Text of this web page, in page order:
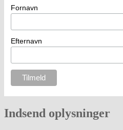
Fornavn
Efternavn
Indsend oplysninger